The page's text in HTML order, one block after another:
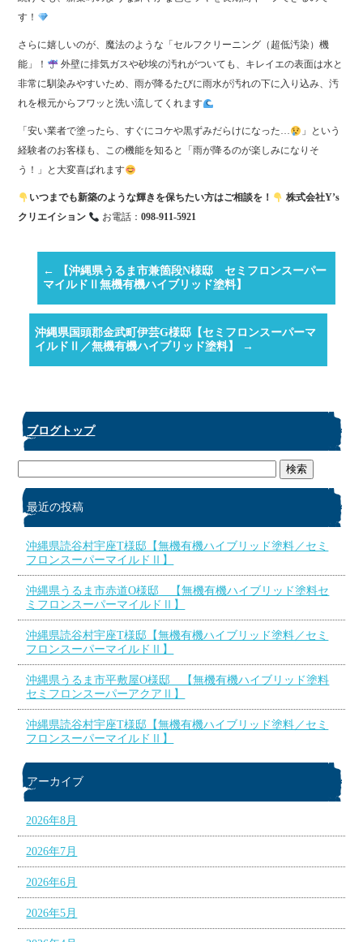
す！
さらに嬉しいのが、魔法のような「セルフクリーニング（超低汚染）機
能」！
外壁に排気ガスや砂埃の汚れがついても、キレイエの表面は水と
非常に馴染みやすいため、雨が降るたびに雨水が汚れの下に入り込み、汚
れを根元からフワッと洗い流してくれます
「安い業者で塗ったら、すぐにコケや黒ずみだらけになった…
」という
経験者のお客様も、この機能を知ると「雨が降るのが楽しみになりそ
う！」と大変喜ばれます
いつまでも新築のような輝きを保ちたい方はご相談を！
株式会社Y’s
クリエイション
お電話：098-911-5921
←
【沖縄県うるま市兼箇段N様邸 セミフロンスーパー
マイルドⅡ無機有機ハイブリッド塗料】
沖縄県国頭郡金武町伊芸G様邸【セミフロンスーパーマ
イルドⅡ／無機有機ハイブリッド塗料】
→
ブログトップ
最近の投稿
沖縄県読谷村宇座T様邸【無機有機ハイブリッド塗料／セミ
フロンスーパーマイルドⅡ】
沖縄県うるま市赤道O様邸 【無機有機ハイブリッド塗料セ
ミフロンスーパーマイルドⅡ】
沖縄県読谷村宇座T様邸【無機有機ハイブリッド塗料／セミ
フロンスーパーマイルドⅡ】
沖縄県うるま市平敷屋O様邸 【無機有機ハイブリッド塗料
セミフロンスーパーアクアⅡ】
沖縄県読谷村宇座T様邸【無機有機ハイブリッド塗料／セミ
フロンスーパーマイルドⅡ】
アーカイブ
2026年8月
2026年7月
2026年6月
2026年5月